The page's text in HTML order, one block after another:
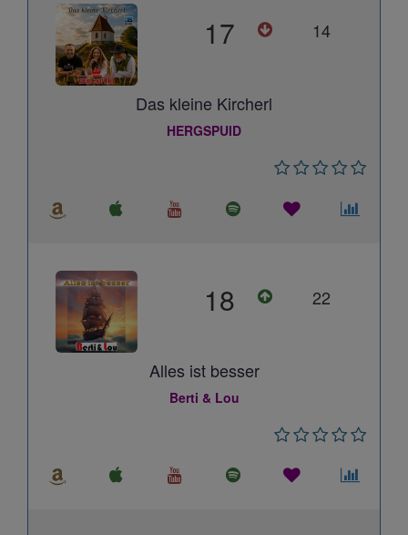
17 14
Das kleine Kircherl
HERGSPUID
18 22
Alles ist besser
Berti & Lou